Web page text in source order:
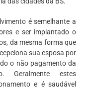
é semelhante a
e ser implantado o
da mesma forma que
sua esposa por
o não pagamento da
Geralmente estes
e é saudável